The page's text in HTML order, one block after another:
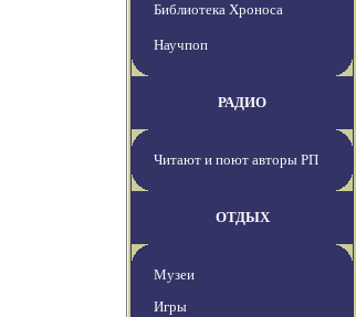
Библиотека Хроноса
Научпоп
РАДИО
Читают и поют авторы РП
ОТДЫХ
Музеи
Игры